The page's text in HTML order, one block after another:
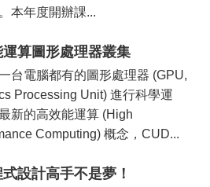
本年度開辦課...
算圖形處理器叢集
台電腦都有的圖形處理器 (GPU,
Processing Unit) 進行科學運
新的高效能運算 (High
Computing) 概念，CUD...
設計高手不是夢！